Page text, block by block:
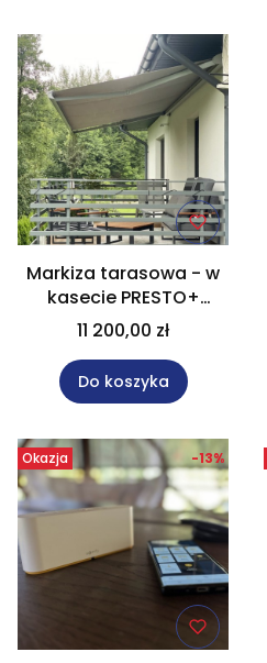
Markiza tarasowa - w
kasecie PRESTO+
470x250 cm
11 200,00 zł
Do koszyka
Okazja -13%